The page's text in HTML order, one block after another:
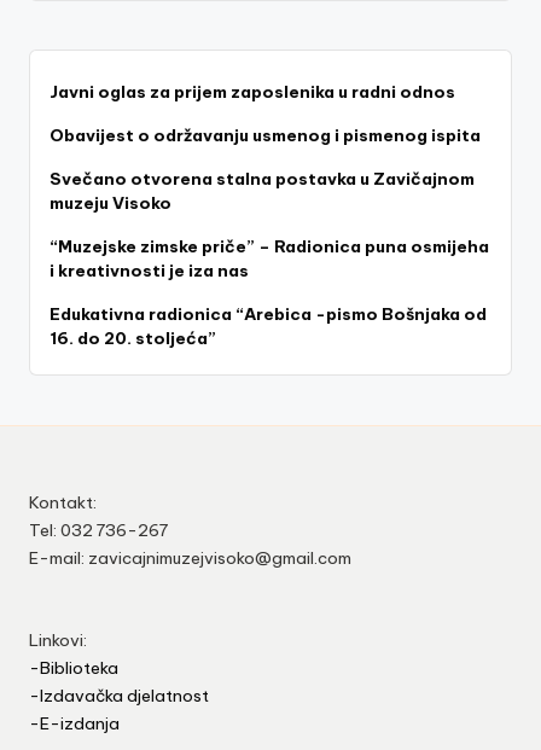
Javni oglas za prijem zaposlenika u radni odnos
Obavijest o održavanju usmenog i pismenog ispita
Svečano otvorena stalna postavka u Zavičajnom
muzeju Visoko
“Muzejske zimske priče” – Radionica puna osmijeha
i kreativnosti je iza nas
Edukativna radionica “Arebica -pismo Bošnjaka od
16. do 20. stoljeća”
Kontakt:
Tel: 032 736-267
E-mail: zavicajnimuzejvisoko@gmail.com
Linkovi:
-Biblioteka
-Izdavačka djelatnost
-E-izdanja